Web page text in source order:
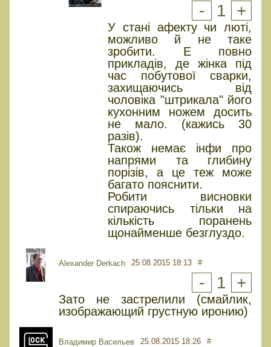
- 1 +
У стані афекту чи люті,
можливо й не таке
зробити. Е повно
прикладів, де жінка під
час побутової сварки,
захищаючись від
чоловіка "штрикала" його
кухонним ножем досить
не мало. (кажись 30
разів).
Також немає інфи про
напрями та глибину
порізів, а це теж може
багато пояснити.
Робити висновки
спираючись тільки на
кількість поранень
щонайменше безглуздо.
Alexander Derkach 25.08.2015 18:13 #
- 1 +
Зато не застрелили (смайлик,
изображающий грустную иронию)
Владимир Васильев 25.08.2015 18:26 #